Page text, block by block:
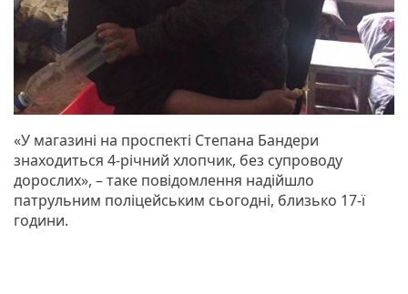
«У магазині на проспекті Степана Бандери
знаходиться 4-річний хлопчик, без супроводу
дорослих», – таке повідомлення надійшло
патрульним поліцейським сьогодні, близько 17-ї
години.